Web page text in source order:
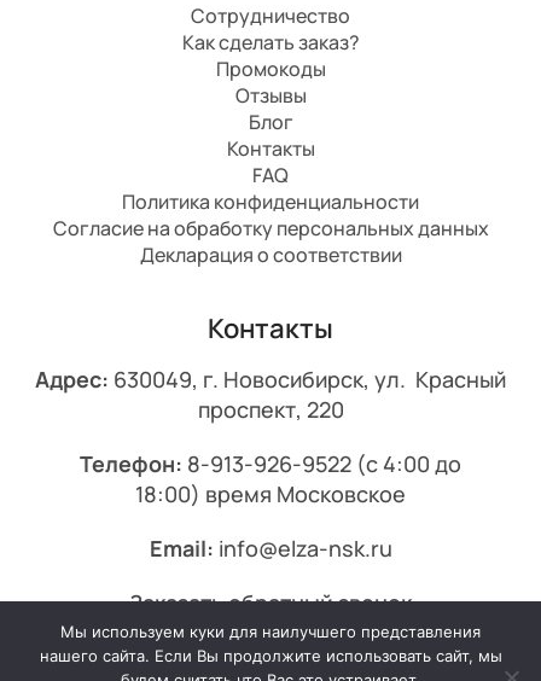
Сотрудничество
Как сделать заказ?
Промокоды
Отзывы
Блог
Контакты
FAQ
Политика конфиденциальности
Согласие на обработку персональных данных
Декларация о соответствии
Контакты
Адрес: 630049, г. Новосибирск, ул. Красный
проспект, 220
Телефон: 8-913-926-9522 (с 4:00 до
18:00) время Московское
Email: info@elza-nsk.ru
Заказать обратный звонок
© 2013-2026 Эльза.
Мы используем куки для наилучшего представления
нашего сайта. Если Вы продолжите использовать сайт, мы